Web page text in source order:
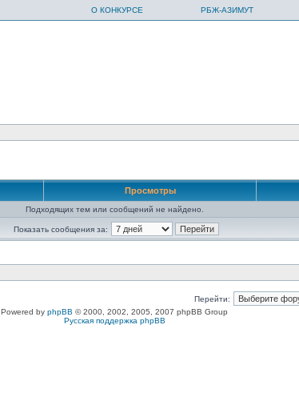
О КОНКУРСЕ РБЖ-АЗИМУТ
Просмотры
Подходящих тем или сообщений не найдено.
Показать сообщения за:
Перейти:
Powered by phpBB © 2000, 2002, 2005, 2007 phpBB Group
Русская поддержка phpBB